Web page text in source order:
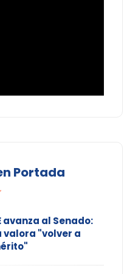
Portada
avanza al Senado:
valora "volver a